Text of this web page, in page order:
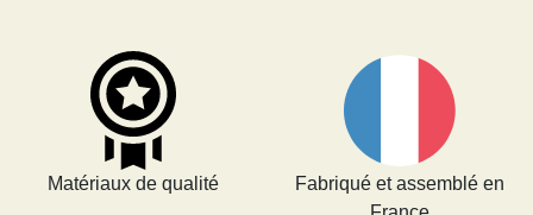
Matériaux de qualité
Fabriqué et assemblé en